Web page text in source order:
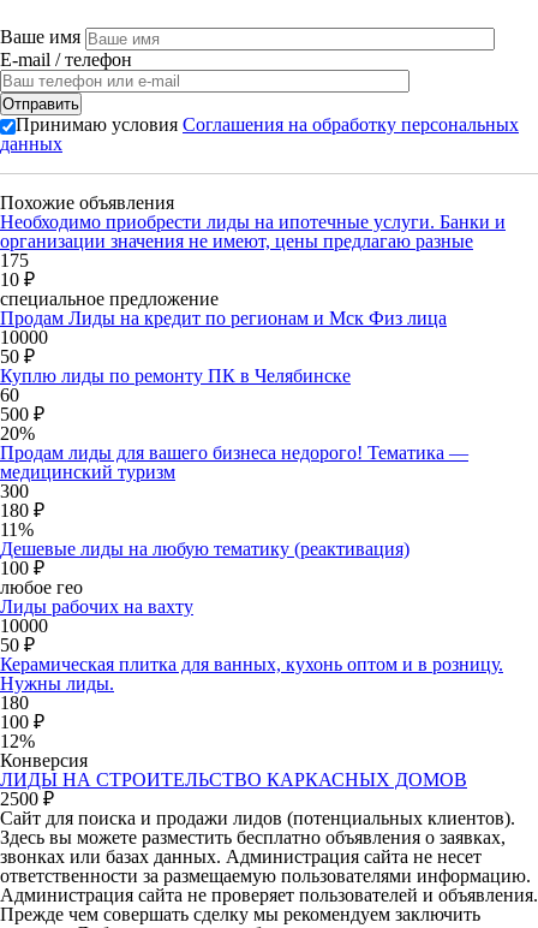
Ваше имя
E-mail / телефон
Принимаю условия Соглашения на обработку персональных
данных
Похожие объявления
Необходимо приобрести лиды на ипотечные услуги. Банки и
организации значения не имеют, цены предлагаю разные
175
10 ₽
специальное предложение
Продам Лиды на кредит по регионам и Мск Физ лица
10000
50 ₽
Куплю лиды по ремонту ПК в Челябинске
60
500 ₽
20%
Продам лиды для вашего бизнеса недорого! Тематика —
медицинский туризм
300
180 ₽
11%
Дешевые лиды на любую тематику (реактивация)
100 ₽
любое гео
Лиды рабочих на вахту
10000
50 ₽
Керамическая плитка для ванных, кухонь оптом и в розницу.
Нужны лиды.
180
100 ₽
12%
Конверсия
ЛИДЫ НА СТРОИТЕЛЬСТВО КАРКАСНЫХ ДОМОВ
2500 ₽
Сайт для поиска и продажи лидов (потенциальных клиентов).
Здесь вы можете разместить бесплатно объявления о заявках,
звонках или базах данных. Администрация сайта не несет
ответственности за размещаемую пользователями информацию.
Администрация сайта не проверяет пользователей и объявления.
Прежде чем совершать сделку мы рекомендуем заключить